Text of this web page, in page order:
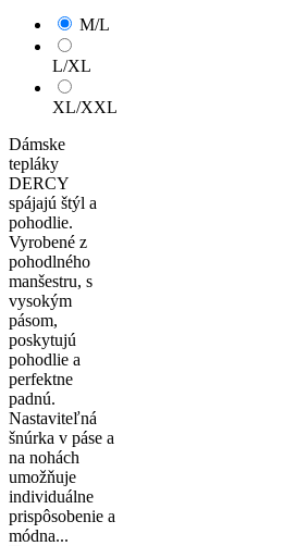
M/L
L/XL
XL/XXL
Dámske
tepláky
DERCY
spájajú štýl a
pohodlie.
Vyrobené z
pohodlného
manšestru, s
vysokým
pásom,
poskytujú
pohodlie a
perfektne
padnú.
Nastaviteľná
šnúrka v páse a
na nohách
umožňuje
individuálne
prispôsobenie a
módna...